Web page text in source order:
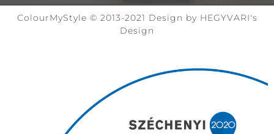
ColourMyStyle © 2013-2021 Design by HEGYVARI's
Design